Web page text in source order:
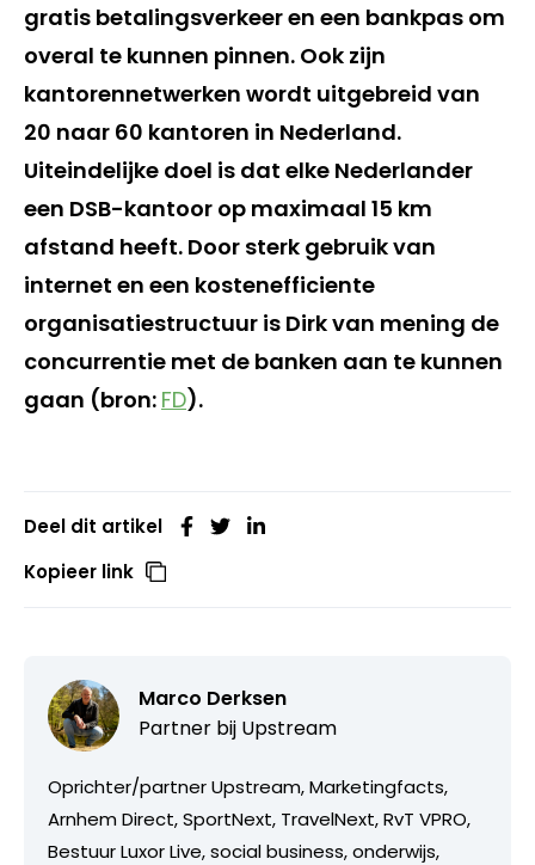
gratis betalingsverkeer en een bankpas om
overal te kunnen pinnen. Ook zijn
kantorennetwerken wordt uitgebreid van
20 naar 60 kantoren in Nederland.
Uiteindelijke doel is dat elke Nederlander
een DSB-kantoor op maximaal 15 km
afstand heeft. Door sterk gebruik van
internet en een kostenefficiente
organisatiestructuur is Dirk van mening de
concurrentie met de banken aan te kunnen
gaan (bron: FD).
Deel dit artikel
Kopieer link
Marco Derksen
Partner bij Upstream
Oprichter/partner Upstream, Marketingfacts,
Arnhem Direct, SportNext, TravelNext, RvT VPRO,
Bestuur Luxor Live, social business, onderwijs,